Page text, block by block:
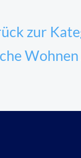
zur